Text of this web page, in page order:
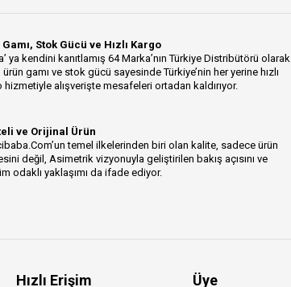
Stok Gücü ve Hızlı Kargo
ya kendini kanıtlamış 64 Marka’nın Türkiye Distribütörü olarak
gamı ve stok gücü sayesinde Türkiye’nin her yerine hızlı
hizmetiyle alışverişte mesafeleri ortadan kaldırıyor.
ve Orijinal Ürün
temel ilkelerinden biri olan kalite, sadece ürün
değil, Asimetrik vizyonuyla geliştirilen bakış açısını ve
odaklı yaklaşımı da ifade ediyor.
Hızlı Erişim Üye